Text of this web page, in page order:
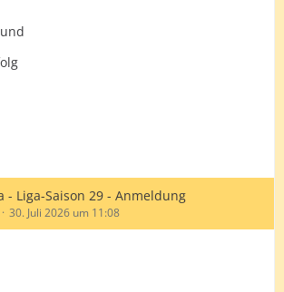
- Liga-Saison 29 - Anmeldung
30. Juli 2026 um 11:08